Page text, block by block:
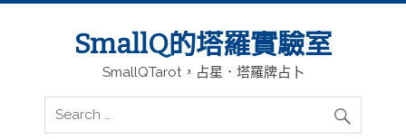
SmallQ的塔羅實驗室
SmallQTarot，占星．塔羅牌占卜